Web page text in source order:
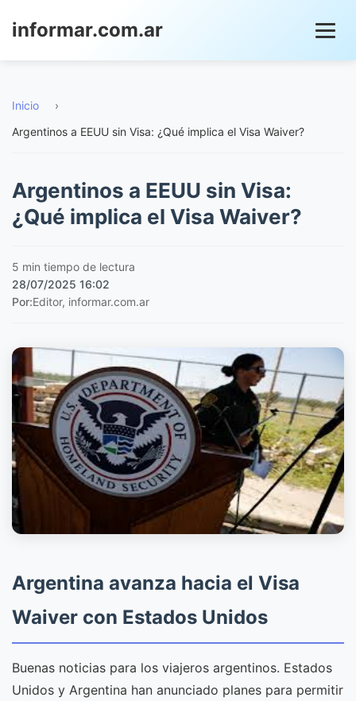
informar.com.ar
Inicio
›
Argentinos a EEUU sin Visa: ¿Qué implica el Visa Waiver?
Argentinos a EEUU sin Visa:
¿Qué implica el Visa Waiver?
5 min tiempo de lectura
28/07/2025 16:02
Por:Editor, informar.com.ar
Argentina avanza hacia el Visa
Waiver con Estados Unidos
Buenas noticias para los viajeros argentinos. Estados
Unidos y Argentina han anunciado planes para permitir